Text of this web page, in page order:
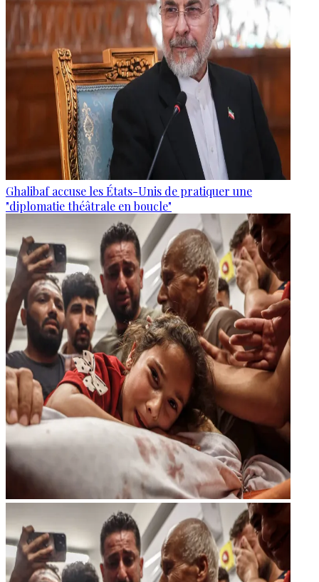
Ghalibaf accuse les États-Unis de pratiquer une
"diplomatie théâtrale en boucle"